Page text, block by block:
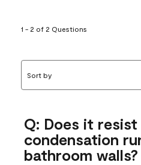
1 - 2 of 2 Questions
Sort by
Q: Does it resist
condensation
bathroom walls?